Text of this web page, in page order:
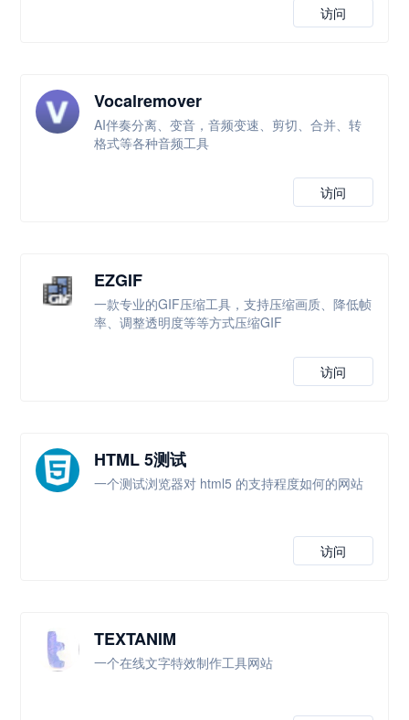
访问
Vocalremover
AI伴奏分离、变音，音频变速、剪切、合并、转
格式等各种音频工具
访问
EZGIF
一款专业的GIF压缩工具，支持压缩画质、降低帧
率、调整透明度等等方式压缩GIF
访问
HTML 5测试
一个测试浏览器对 html5 的支持程度如何的网站
访问
TEXTANIM
一个在线文字特效制作工具网站